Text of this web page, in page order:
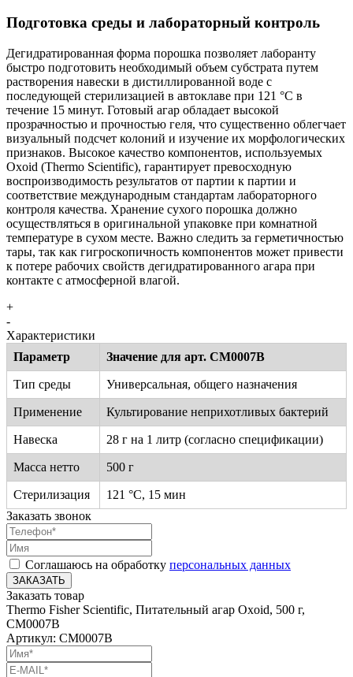
Подготовка среды и лабораторный контроль
Дегидратированная форма порошка позволяет лаборанту
быстро подготовить необходимый объем субстрата путем
растворения навески в дистиллированной воде с
последующей стерилизацией в автоклаве при 121 °C в
течение 15 минут. Готовый агар обладает высокой
прозрачностью и прочностью геля, что существенно облегчает
визуальный подсчет колоний и изучение их морфологических
признаков. Высокое качество компонентов, используемых
Oxoid (Thermo Scientific), гарантирует превосходную
воспроизводимость результатов от партии к партии и
соответствие международным стандартам лабораторного
контроля качества. Хранение сухого порошка должно
осуществляться в оригинальной упаковке при комнатной
температуре в сухом месте. Важно следить за герметичностью
тары, так как гигроскопичность компонентов может привести
к потере рабочих свойств дегидратированного агара при
контакте с атмосферной влагой.
+
-
Характеристики
Параметр
Значение для арт. CM0007B
Тип среды Универсальная, общего назначения
Применение Культирование неприхотливых бактерий
Навеска 28 г на 1 литр (согласно спецификации)
Масса нетто 500 г
Стерилизация
121 °C, 15 мин
Заказать звонок
Соглашаюсь на обработку персональных данных
ЗАКАЗАТЬ
Заказать товар
Thermo Fisher Scientific, Питательный агар Oxoid, 500 г,
CM0007B
Артикул: CM0007B